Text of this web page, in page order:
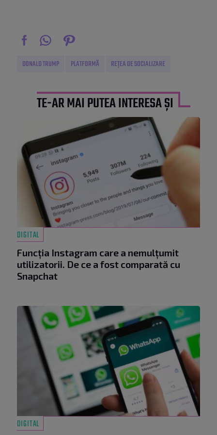
DONALD TRUMP PLATFORMĂ REȚEA DE SOCIALIZARE
TE-AR MAI PUTEA INTERESA ȘI
DIGITAL
Funcția Instagram care a nemulțumit
utilizatorii. De ce a fost comparată cu
Snapchat
DIGITAL